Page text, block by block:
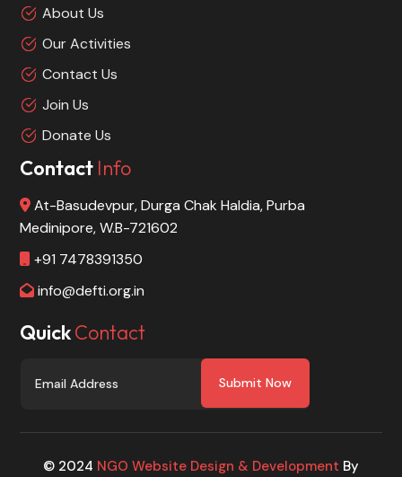
About Us
Our Activities
Contact Us
Join Us
Donate Us
Contact Info
At-Basudevpur, Durga Chak Haldia, Purba
Medinipore, W.B-721602
+91 7478391350
info@defti.org.in
QuickContact
Submit Now
© 2024 NGO Website Design & Development By